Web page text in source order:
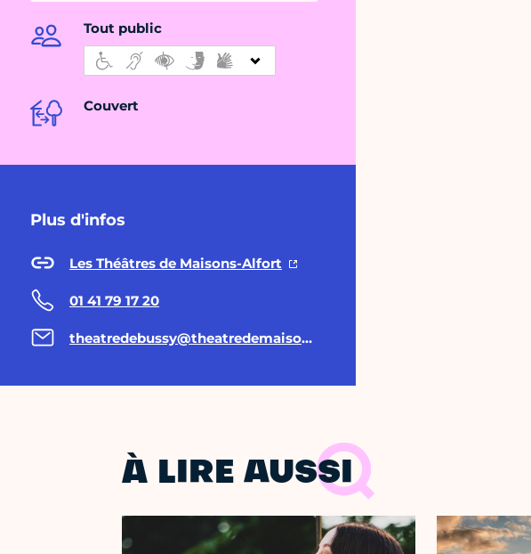
Tout public
Couvert
Plus d'infos
Les Théâtres de Maisons-Alfort
01 41 79 17 20
theatredebussy@theatredemaisons-alfort.com
À LIRE AUSSI